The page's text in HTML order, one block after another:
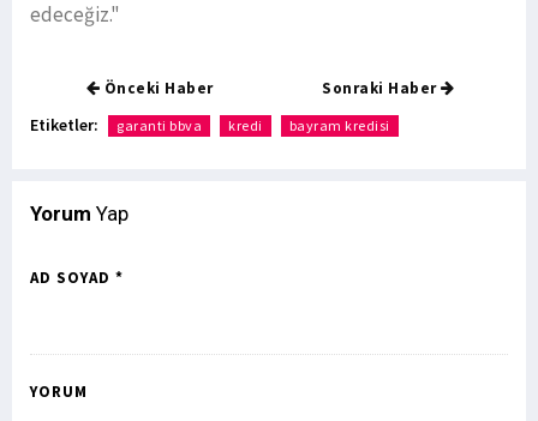
edeceğiz."
Önceki Haber Sonraki Haber
Etiketler: garanti bbva kredi bayram kredisi
Yorum Yap
AD SOYAD *
YORUM